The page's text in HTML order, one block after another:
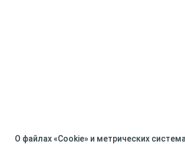
О файлах «Cookie» и метрических